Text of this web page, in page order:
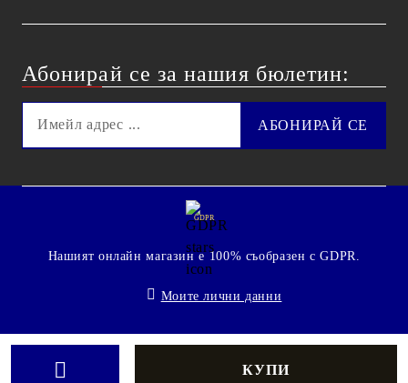
Абонирай се за нашия бюлетин:
GDPR
Нашият онлайн магазин е 100% съобразен с GDPR.
Моите лични данни